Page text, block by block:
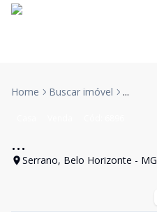
Home Buscar imóvel ...
...
Serrano, Belo Horizonte - MG